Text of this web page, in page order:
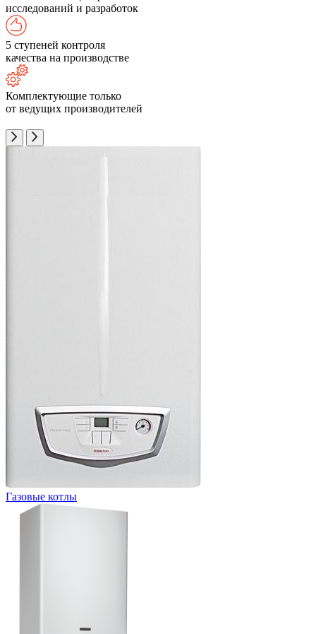
исследований и разработок
5 ступеней контроля
качества на производстве
Комплектующие только
от ведущих производителей
Газовые котлы